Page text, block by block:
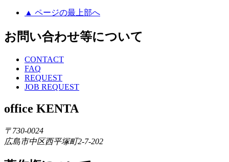
▲ ページの最上部へ
お問い合わせ等について
CONTACT
FAQ
REQUEST
JOB REQUEST
office KENTA
〒730-0024
広島市中区西平塚町2-7-202